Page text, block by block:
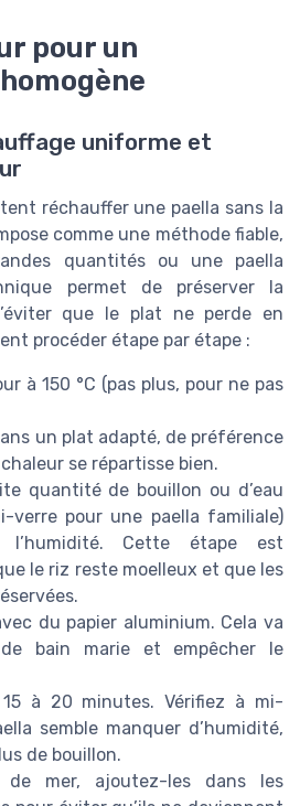
pour un
uniforme et
réchauffer une paella sans la
comme une méthode fiable,
quantités ou une paella
permet de préserver la
que le plat ne perde en
procéder étape par étape :
à 150 °C (pas plus, pour ne pas
un plat adapté, de préférence
se répartisse bien.
quantité de bouillon ou d’eau
verre pour une paella familiale)
l’humidité. Cette étape est
le riz reste moelleux et que les
du papier aluminium. Cela va
bain marie et empêcher le
à 20 minutes. Vérifiez à mi-
semble manquer d’humidité,
de bouillon.
mer, ajoutez-les dans les